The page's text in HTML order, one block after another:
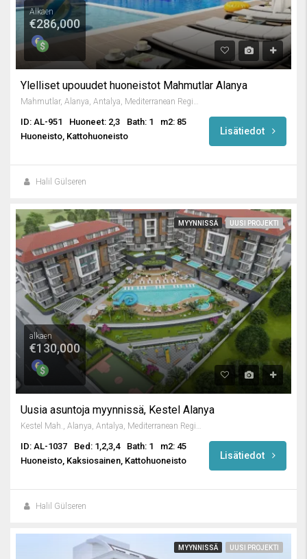
Alkaen
€286,000
Ylelliset upouudet huoneistot Mahmutlar Alanya
ID: AL-951 Huoneet: 2,3 Bath: 1
m2: 85
Huoneisto, Kattohuoneisto
Lisätiedot
Halil Gülseren
MYYNNISSÄ UUSI PROJEKTI
alkaen
€130,000
Uusia asuntoja myynnissä, Kestel Alanya
Kestel Mah., Alanya, Antalya, Mediterranean Region, 07425, Turkey
ID: AL-1037 Bed: 1,2,3,4 Bath: 1
m2: 45
Huoneisto, Kaksiosainen, Kattohuoneisto
Lisätiedot
Halil Gülseren
MYYNNISSÄ UUSI PROJEKTI